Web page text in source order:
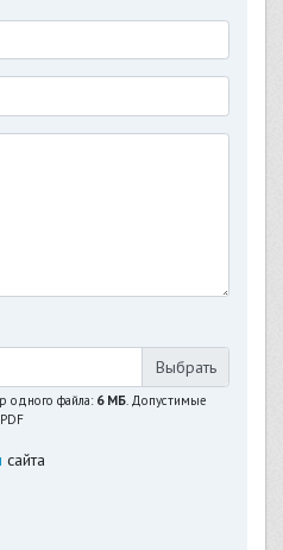
одного файла: 6 МБ. Допустимые
сайта